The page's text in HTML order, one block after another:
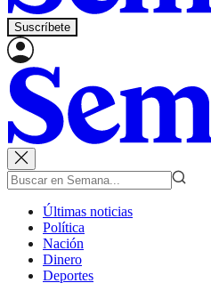
Suscríbete
Últimas noticias
Política
Nación
Dinero
Deportes